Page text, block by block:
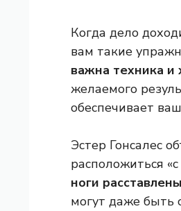
Когда дело
вам такие
важна техника
желаемого
обеспечивает
Эстер Гонсалес
расположиться
ноги
могут даже быть